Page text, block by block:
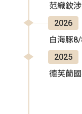
范織欽
2026
白海豚
2025
德芙蘭